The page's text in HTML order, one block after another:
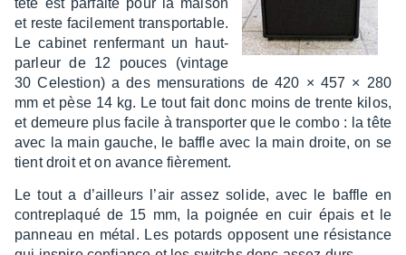
tête est parfaite pour la maison
et reste faci­le­ment trans­por­table.
Le cabi­net renfer­mant un haut-
parleur de 12 pouces (vintage
30 Celes­tion) a des mensu­ra­tions de 420 × 457 × 280
mm et pèse 14 kg. Le tout fait donc moins de trente kilos,
et demeure plus facile à trans­por­ter que le combo : la tête
avec la main gauche, le baffle avec la main droite, on se
tient droit et on avance fière­ment.
Le tout a d’ailleurs l’air assez solide, avec le baffle en
contre­plaqué de 15 mm, la poignée en cuir épais et le
panneau en métal. Les potards opposent une résis­tance